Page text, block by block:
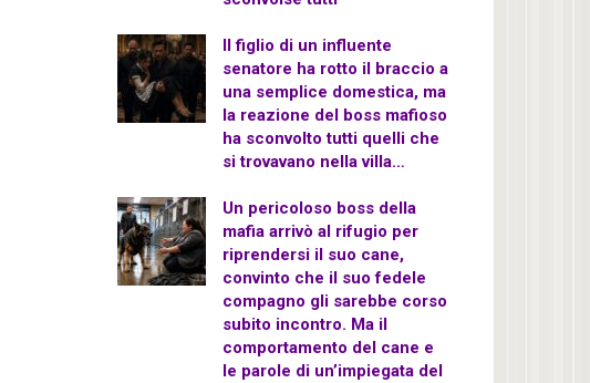
Il figlio di un influente
senatore ha rotto il braccio a
una semplice domestica, ma
la reazione del boss mafioso
ha sconvolto tutti quelli che
si trovavano nella villa…
Un pericoloso boss della
mafia arrivò al rifugio per
riprendersi il suo cane,
convinto che il suo fedele
compagno gli sarebbe corso
subito incontro. Ma il
comportamento del cane e
le parole di un’impiegata del